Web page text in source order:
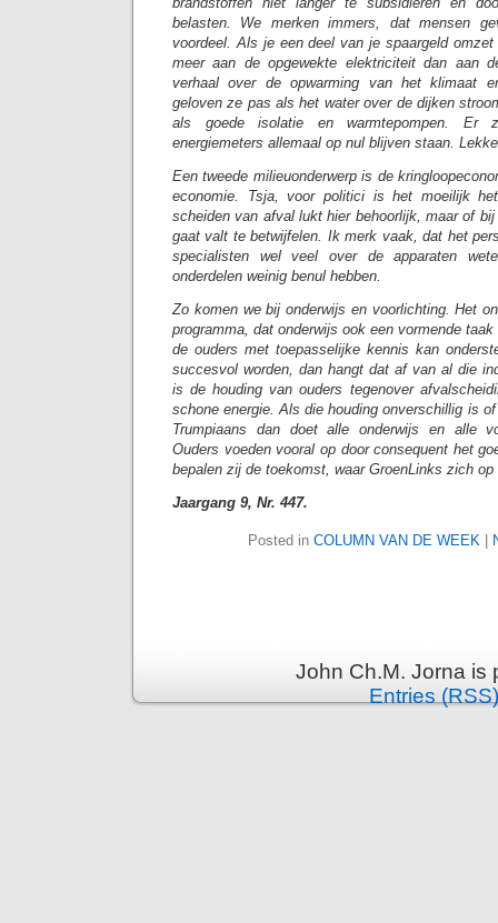
belasten. We merken immers, dat mensen
voordeel. Als je een deel van je spaargeld
meer aan de opgewekte elektriciteit dan aan
verhaal over de opwarming van het klimaat
geloven ze pas als het water over de dijken
als goede isolatie en warmtepompen. Er
energiemeters allemaal op nul blijven staan.
Een tweede milieuonderwerp is de
economie. Tsja, voor politici is het moeilijk
scheiden van afval lukt hier behoorlijk, maar of
gaat valt te betwijfelen. Ik merk vaak, dat het
specialisten wel veel over de apparaten
onderdelen weinig benul hebben.
Zo komen we bij onderwijs en voorlichting. Het
programma, dat onderwijs ook een vormende
de ouders met toepasselijke kennis kan
succesvol worden, dan hangt dat af van al die
is de houding van ouders tegenover
schone energie. Als die houding onverschillig is
Trumpiaans dan doet alle onderwijs en alle
Ouders voeden vooral op door consequent het
bepalen zij de toekomst, waar GroenLinks zich
Jaargang 9, Nr. 447.
Posted in COLUMN VAN DE WEEK
John Ch.M. Jorna
Entries (RSS)